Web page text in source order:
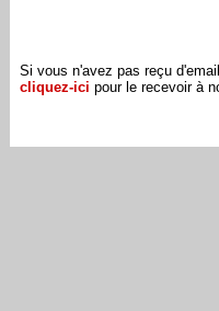
Si vous n'avez pas reçu
cliquez-ici pour le recevoir à